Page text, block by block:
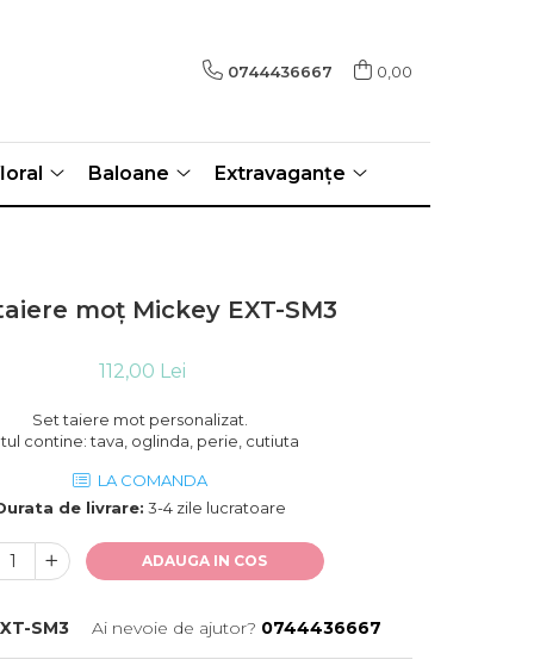
0744436667 0,00
Baloane Extravaganțe
moț Mickey EXT-SM3
112,00 Lei
Set taiere mot personalizat.
contine: tava, oglinda, perie, cutiuta
LA COMANDA
de livrare: 3-4 zile lucratoare
ADAUGA IN COS
SM3 Ai nevoie de ajutor? 0744436667